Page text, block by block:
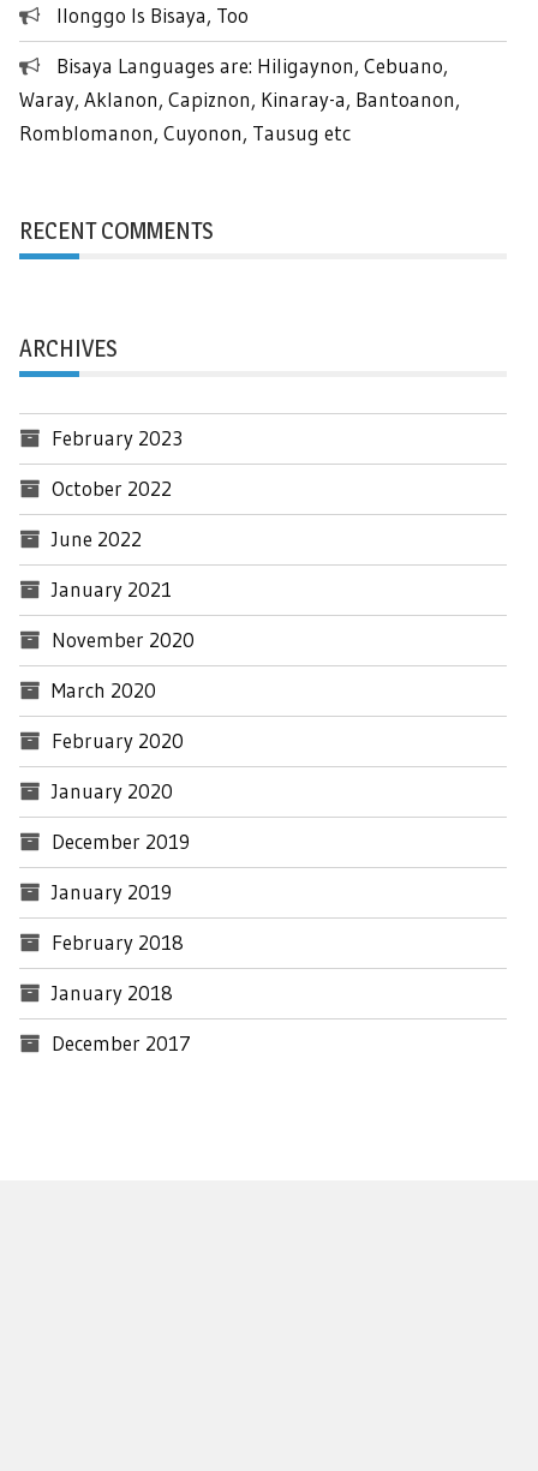
Ilonggo Is Bisaya, Too
Bisaya Languages are: Hiligaynon, Cebuano,
Waray, Aklanon, Capiznon, Kinaray-a, Bantoanon,
Romblomanon, Cuyonon, Tausug etc
RECENT COMMENTS
ARCHIVES
February 2023
October 2022
June 2022
January 2021
November 2020
March 2020
February 2020
January 2020
December 2019
January 2019
February 2018
January 2018
December 2017